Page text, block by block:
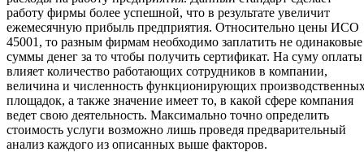
работу фирмы более успешной, что в результате увеличит
ежемесячную прибыль предприятия. Относительно цены ИСО
45001, то разным фирмам необходимо заплатить не одинаковые
суммы денег за то чтобы получить сертификат. На суму оплаты
влияет количество работающих сотрудников в компании,
величина и численность функционирующих
площадок, а также значение имеет то, в какой сфере компания
ведет свою деятельность. Максимально точно определить
стоимость услуги возможно лишь проведя предварительный
анализ каждого из описанных выше факторов.